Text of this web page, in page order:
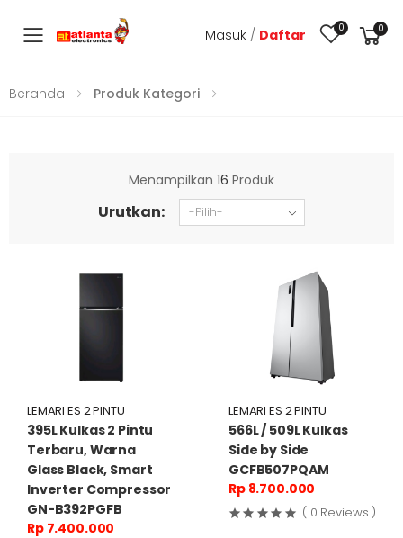
Toggle mobile menu
Masuk / Daftar 0 0
Beranda Produk Kategori
Menampilkan 16 Produk
Urutkan:
LEMARI ES 2 PINTU
395L Kulkas 2 Pintu
Terbaru, Warna
Glass Black, Smart
Inverter Compressor
GN-B392PGFB
Rp 7.400.000
LEMARI ES 2 PINTU
566L / 509L Kulkas
Side by Side
GCFB507PQAM
Rp 8.700.000
( 0 Reviews )